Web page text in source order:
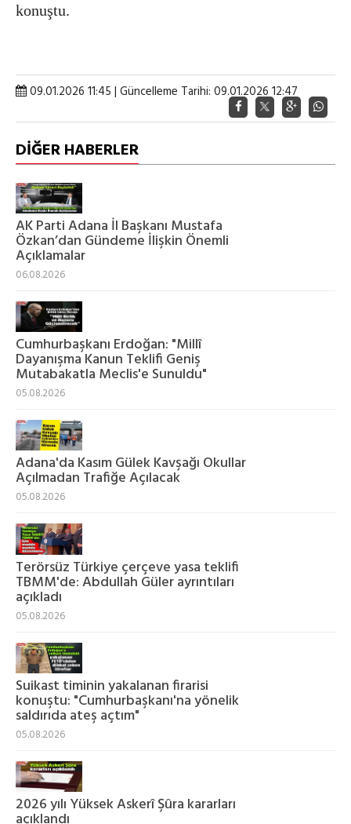
konuştu.
09.01.2026 11:45 | Güncelleme Tarihi: 09.01.2026 12:47
DİĞER HABERLER
AK Parti Adana İl Başkanı Mustafa
Özkan’dan Gündeme İlişkin Önemli
Açıklamalar
06.08.2026
Cumhurbaşkanı Erdoğan: "Millî
Dayanışma Kanun Teklifi Geniş
Mutabakatla Meclis'e Sunuldu"
05.08.2026
Adana'da Kasım Gülek Kavşağı Okullar
Açılmadan Trafiğe Açılacak
05.08.2026
Terörsüz Türkiye çerçeve yasa teklifi
TBMM'de: Abdullah Güler ayrıntıları
açıkladı
05.08.2026
Suikast timinin yakalanan firarisi
konuştu: "Cumhurbaşkanı'na yönelik
saldırıda ateş açtım"
05.08.2026
2026 yılı Yüksek Askerî Şûra kararları